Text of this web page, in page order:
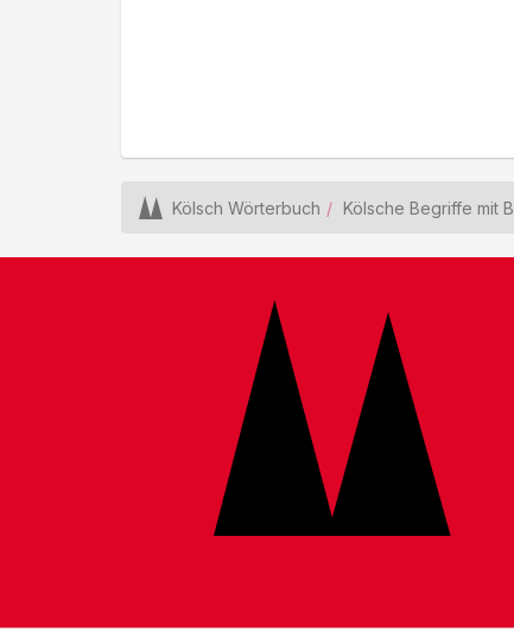
Kölsch Wörterbuch Kölsche Begriffe mit B